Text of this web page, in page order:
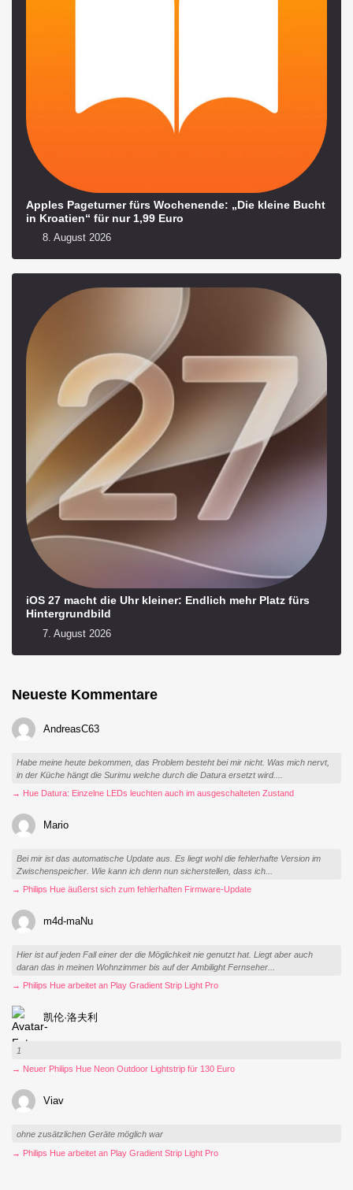
Apples Pageturner fürs Wochenende: „Die kleine Bucht
in Kroatien“ für nur 1,99 Euro
8. August 2026
iOS 27 macht die Uhr kleiner: Endlich mehr Platz fürs
Hintergrundbild
7. August 2026
Neueste Kommentare
AndreasC63
Habe meine heute bekommen, das Problem besteht bei mir nicht. Was mich nervt,
in der Küche hängt die Surimu welche durch die Datura ersetzt wird....
→ Hue Datura: Einzelne LEDs leuchten auch im ausgeschalteten Zustand
Mario
Bei mir ist das automatische Update aus. Es liegt wohl die fehlerhafte Version im
Zwischenspeicher. Wie kann ich denn nun sicherstellen, dass ich...
→ Philips Hue äußerst sich zum fehlerhaften Firmware-Update
m4d-maNu
Hier ist auf jeden Fall einer der die Möglichkeit nie genutzt hat. Liegt aber auch
daran das in meinen Wohnzimmer bis auf der Ambilight Fernseher...
→ Philips Hue arbeitet an Play Gradient Strip Light Pro
凯伦·洛夫利
1
→ Neuer Philips Hue Neon Outdoor Lightstrip für 130 Euro
Viav
ohne zusätzlichen Geräte möglich war
→ Philips Hue arbeitet an Play Gradient Strip Light Pro